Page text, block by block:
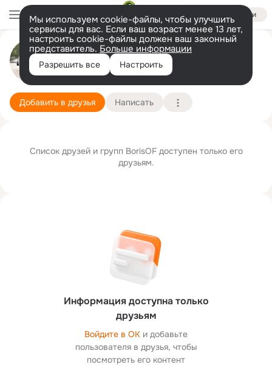
Войти
Мы используем cookie-файлы, чтобы улучшить
сервисы для вас. Если ваш возраст менее 13 лет,
настроить cookie-файлы должен ваш законный
представитель. Больше информации
Разрешить все Настроить
GIF
BorisOF V
Новосибирск 29 мая
Добавить в друзья Написать
Информация доступна только
друзьям
Войдите в ОК и добавьте
пользователя в друзья, чтобы
посмотреть его контент
Список друзей и групп BorisOF доступен только его
друзьям.